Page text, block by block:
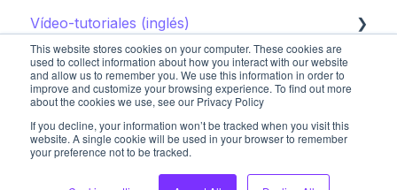
This website stores cookies on your computer. These cookies are
used to collect information about how you interact with our website
and allow us to remember you. We use this information in order to
improve and customize your browsing experience. To find out more
about the cookies we use, see our Privacy Policy
If you decline, your information won’t be tracked when you visit this
website. A single cookie will be used in your browser to remember
your preference not to be tracked.
CRM
Concierge chat
Peticiones
Ajustes del hotel
Upsell
Sistemas de reserva
Agrupaciones de contenido
Vídeo-tutoriales (inglés)
Primeros pasos
Sistemas de reserva
Restaurantes